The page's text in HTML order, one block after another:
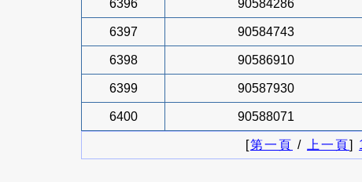
6396 90584286
6397 90584743
6398 90586910
6399 90587930
6400 90588071
[第一頁 / 上一頁]